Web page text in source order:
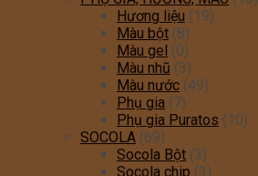
Hương liệu (19)
Màu bột (8)
Màu gel (0)
Màu nhũ (3)
Màu nước (49)
Phụ gia (7)
Phụ gia Puratos (10)
SOCOLA (69)
Socola Bột (3)
Socola chip (3)